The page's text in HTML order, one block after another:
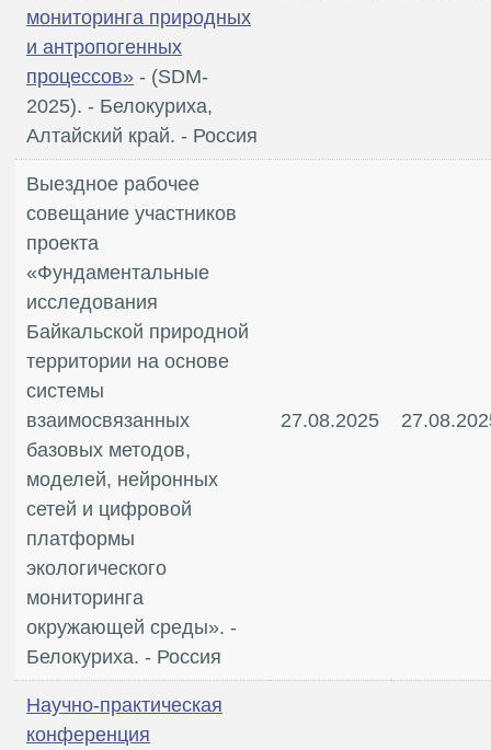
мониторинга природных
и антропогенных
процессов» - (SDM-
2025). - Белокуриха,
Алтайский край. - Россия
Выездное рабочее
совещание участников
проекта
«Фундаментальные
исследования
Байкальской природной
территории на основе
системы
взаимосвязанных
базовых методов,
моделей, нейронных
сетей и цифровой
платформы
экологического
мониторинга
окружающей среды». -
Белокуриха. - Россия
27.08.2025
Научно-практическая
конференция